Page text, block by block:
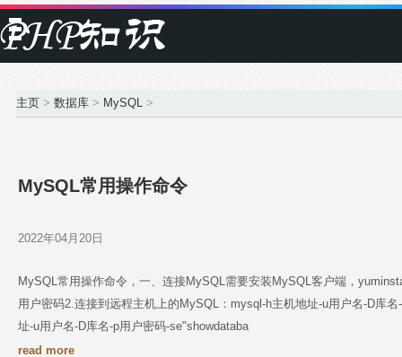
主页 > 数据库 > MySQL >
MySQL常用操作命令
2022年04月20日
MySQL常用操作命令，一、连接MySQL需要安装MySQL客户端，
用户密码2.连接到远程主机上的MySQL：mysql-h主机地址-u用户名-D库
址-u用户名-D库名-p用户密码-se"showdataba
read more